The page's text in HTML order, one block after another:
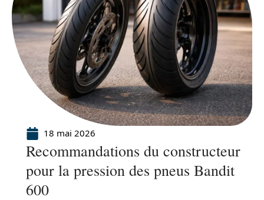
18 mai 2026
Recommandations du constructeur
pour la pression des pneus Bandit
600